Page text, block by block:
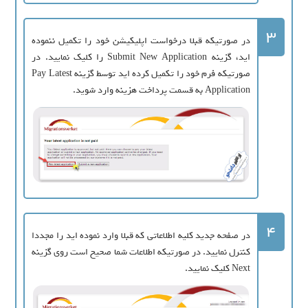
3
در صورتیکه قبلا درخواست اپلیکیشن خود را تکمیل ننموده
اید، گزینه Submit New Application را کلیک نمایید. در
صورتیکه فرم خود را تکمیل کرده اید توسط گزینه Pay Latest
Application به قسمت پرداخت هزینه وارد شوید.
4
در صفحه جدید کلیه اطلاعاتی که قبلا وارد نموده اید را مجددا
کنترل نمایید. در صورتیکه اطلاعات شما صحیح است روی گزینه
Next کلیک نمایید.